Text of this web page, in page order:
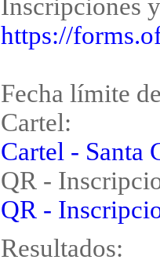
Inscripciones
https://
Fecha límite
Cartel:
Cartel - Santa
QR -
QR -
Resultados: